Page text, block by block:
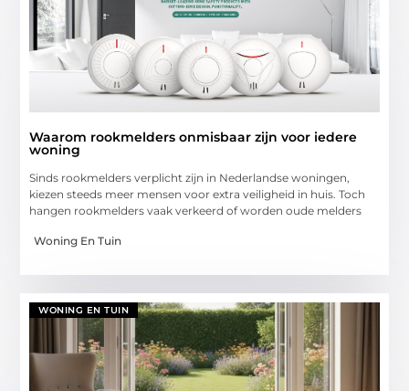
Waarom rookmelders onmisbaar zijn voor iedere
woning
Sinds rookmelders verplicht zijn in Nederlandse woningen,
kiezen steeds meer mensen voor extra veiligheid in huis. Toch
hangen rookmelders vaak verkeerd of worden oude melders
Woning En Tuin
WONING EN TUIN